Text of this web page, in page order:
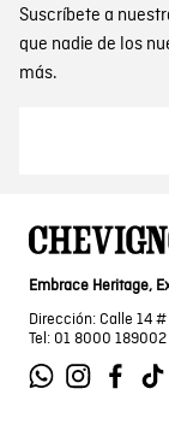
Suscríbete a
que nadie de los
más.
Embrace Heritage,
Dirección: Calle 14
Tel: 01 8000 189002